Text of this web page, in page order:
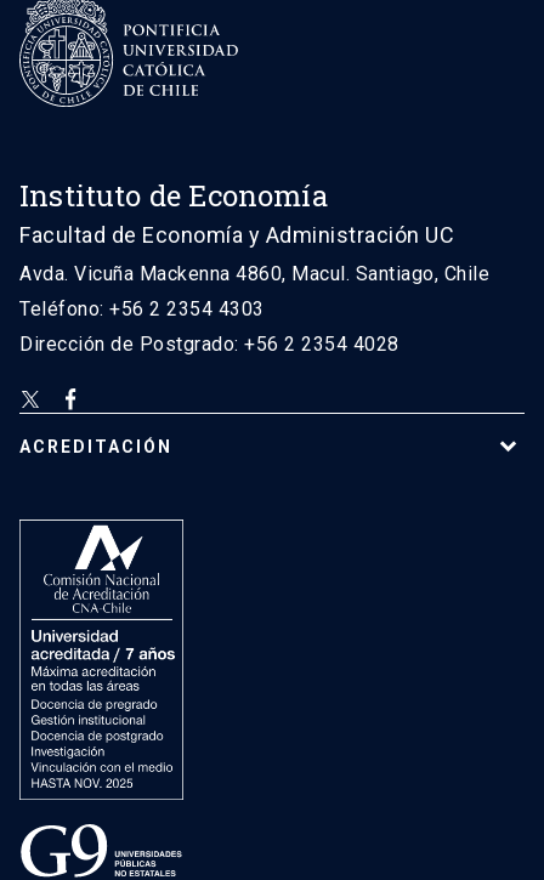
Instituto de Economía
Facultad de Economía y Administración UC
Avda. Vicuña Mackenna 4860, Macul. Santiago, Chile
Teléfono: +56 2 2354 4303
Dirección de Postgrado: +56 2 2354 4028
ACREDITACIÓN